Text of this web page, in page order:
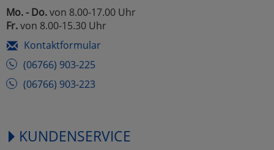
Mo. - Do.von 8.00-17.00 Uhr
Fr.von 8.00-15.30 Uhr
Kontaktformular
(06766) 903-225
(06766) 903-223
KUNDENSERVICE